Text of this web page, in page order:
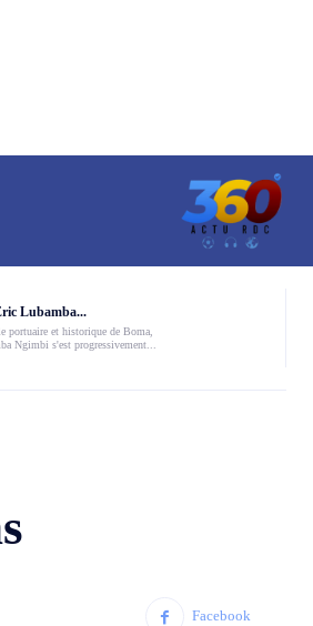
Lubamba...
portuaire et historique de Boma,
Ngimbi s'est progressivement...
Facebook